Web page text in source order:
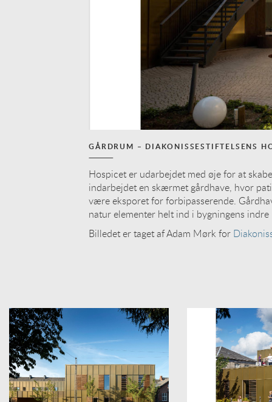
GÅRDRUM – DIAKONISSESTIFTELSENS
Hospicet er udarbejdet med øje for at
indarbejdet en skærmet gårdhave, hvor
være eksporet for forbipasserende.
natur elementer helt ind i bygningens indre
Billedet er taget af Adam Mørk for